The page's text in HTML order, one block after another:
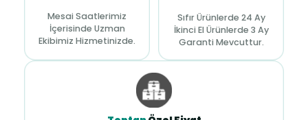
Mesai Saatlerimiz
İçerisinde Uzman
Ekibimiz Hizmetinizde.
Sıfır Ürünlerde 24 Ay
İkinci El Ürünlerde 3 Ay
Garanti Mevcuttur.